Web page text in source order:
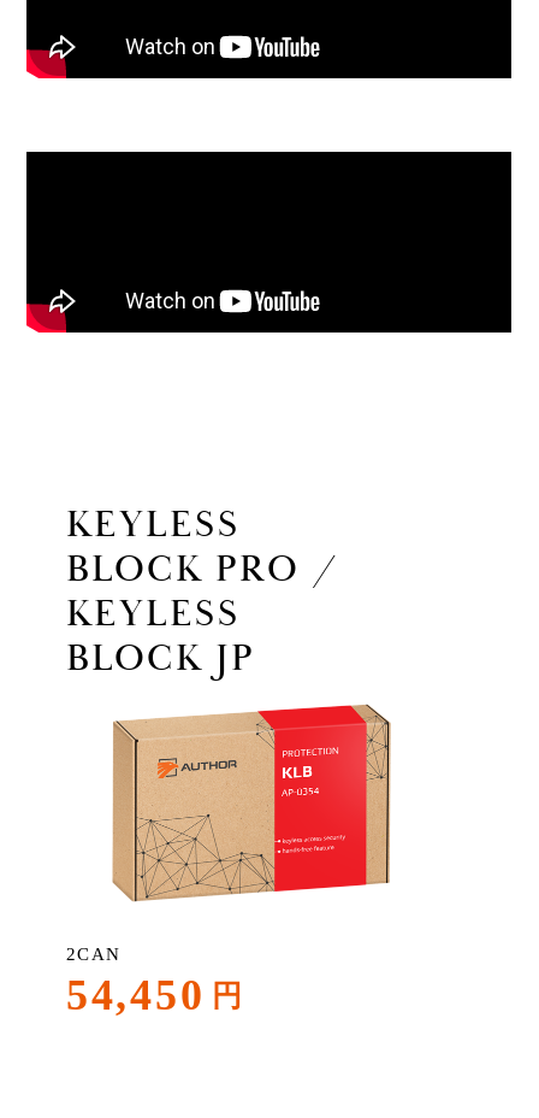
KEYLESS
BLOCK PRO /
KEYLESS
BLOCK JP
2CAN
54,450 円